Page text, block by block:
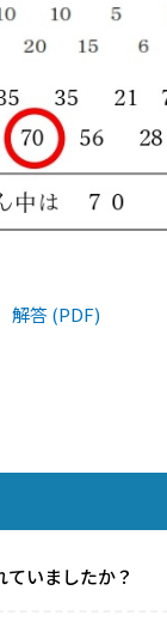
解答 (PDF)
いましたか？